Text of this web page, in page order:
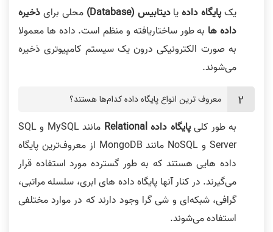
یکپایگاه دادهیادیتابیس (Database) محلی برایذخیره
داده ها به طور ساختاریافته و منظم است. داده ها معمولا
به صورت الکترونیکی درون یک سیستم کامپیوتری ذخیره
می‌شوند.
معروف ترین انواع پایگاه داده کدام‌ها هستند؟
به طور کلیپایگاه داده Relational
مانند MySQL و SQL
Server و NoSQL مانند MongoDB از معروف‌ترین پایگاه
داده هایی هستند که به طور گسترده مورد استفاده قرار
می‌گیرند. در کنار آنها پایگاه داده های ابری، سلسله مراتبی،
گرافی، شبکه‌ای و شی گرا وجود دارند که در موارد مختلفی
استفاده می‌شوند.